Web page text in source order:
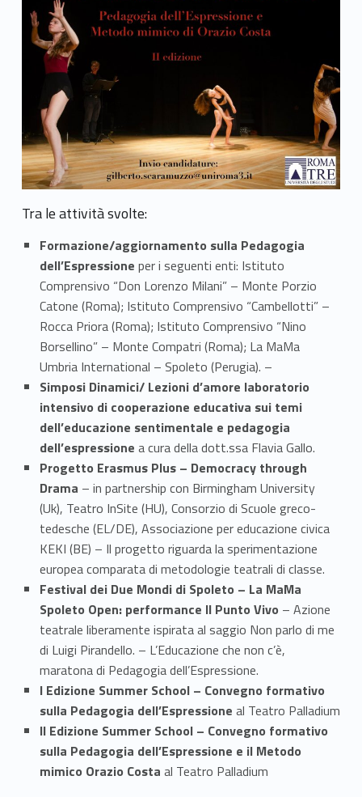
n
e
M
i
m
e
s
a
Tra le attività svolte:
Formazione/aggiornamento sulla Pedagogia
dell’Espressione per i seguenti enti: Istituto
Comprensivo “Don Lorenzo Milani” – Monte Porzio
Catone (Roma); Istituto Comprensivo “Cambellotti” –
Rocca Priora (Roma); Istituto Comprensivo “Nino
Borsellino” – Monte Compatri (Roma); La MaMa
Umbria International – Spoleto (Perugia). –
Simposi Dinamici/ Lezioni d’amore laboratorio
intensivo di cooperazione educativa sui temi
dell’educazione sentimentale e pedagogia
dell’espressione a cura della dott.ssa Flavia Gallo.
Progetto Erasmus Plus – Democracy through
Drama – in partnership con Birmingham University
(Uk), Teatro InSite (HU), Consorzio di Scuole greco-
tedesche (EL/DE), Associazione per educazione civica
KEKI (BE) – Il progetto riguarda la sperimentazione
europea comparata di metodologie teatrali di classe.
Festival dei Due Mondi di Spoleto – La MaMa
Spoleto Open: performance Il Punto Vivo – Azione
teatrale liberamente ispirata al saggio Non parlo di me
di Luigi Pirandello. – L’Educazione che non c’è,
maratona di Pedagogia dell’Espressione.
I Edizione Summer School – Convegno formativo
sulla Pedagogia dell’Espressione al Teatro Palladium
II Edizione Summer School – Convegno formativo
sulla Pedagogia dell’Espressione e il Metodo
mimico Orazio Costa al Teatro Palladium